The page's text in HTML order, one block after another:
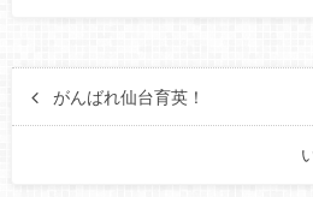
がんばれ仙台育英！